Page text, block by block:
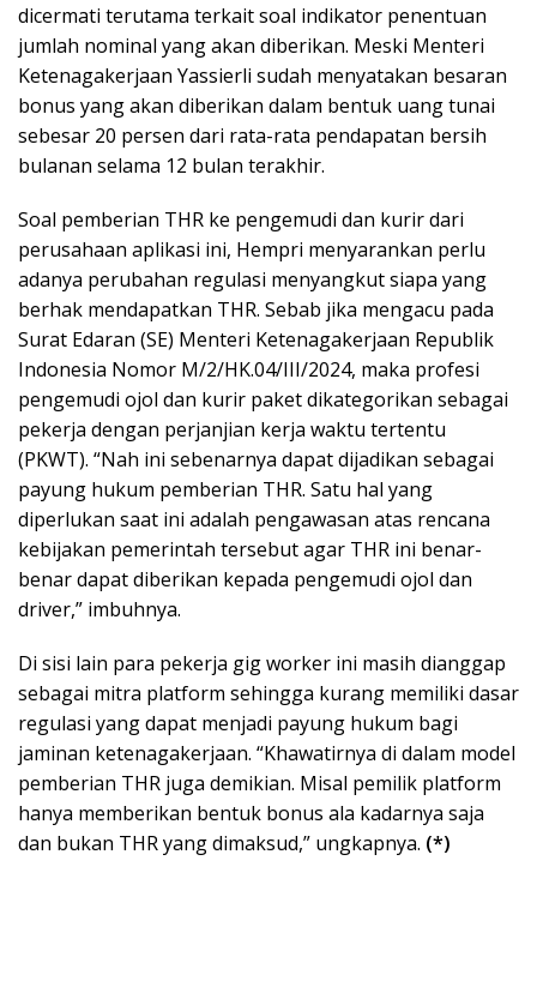
dicermati terutama terkait soal indikator penentuan
jumlah nominal yang akan diberikan. Meski Menteri
Ketenagakerjaan Yassierli sudah menyatakan besaran
bonus yang akan diberikan dalam bentuk uang tunai
sebesar 20 persen dari rata-rata pendapatan bersih
bulanan selama 12 bulan terakhir.
Soal pemberian THR ke pengemudi dan kurir dari
perusahaan aplikasi ini, Hempri menyarankan perlu
adanya perubahan regulasi menyangkut siapa yang
berhak mendapatkan THR. Sebab jika mengacu pada
Surat Edaran (SE) Menteri Ketenagakerjaan Republik
Indonesia Nomor M/2/HK.04/III/2024, maka profesi
pengemudi ojol dan kurir paket dikategorikan sebagai
pekerja dengan perjanjian kerja waktu tertentu
(PKWT). “Nah ini sebenarnya dapat dijadikan sebagai
payung hukum pemberian THR. Satu hal yang
diperlukan saat ini adalah pengawasan atas rencana
kebijakan pemerintah tersebut agar THR ini benar-
benar dapat diberikan kepada pengemudi ojol dan
driver,” imbuhnya.
Di sisi lain para pekerja gig worker ini masih dianggap
sebagai mitra platform sehingga kurang memiliki dasar
regulasi yang dapat menjadi payung hukum bagi
jaminan ketenagakerjaan. “Khawatirnya di dalam model
pemberian THR juga demikian. Misal pemilik platform
hanya memberikan bentuk bonus ala kadarnya saja
dan bukan THR yang dimaksud,” ungkapnya. (*)